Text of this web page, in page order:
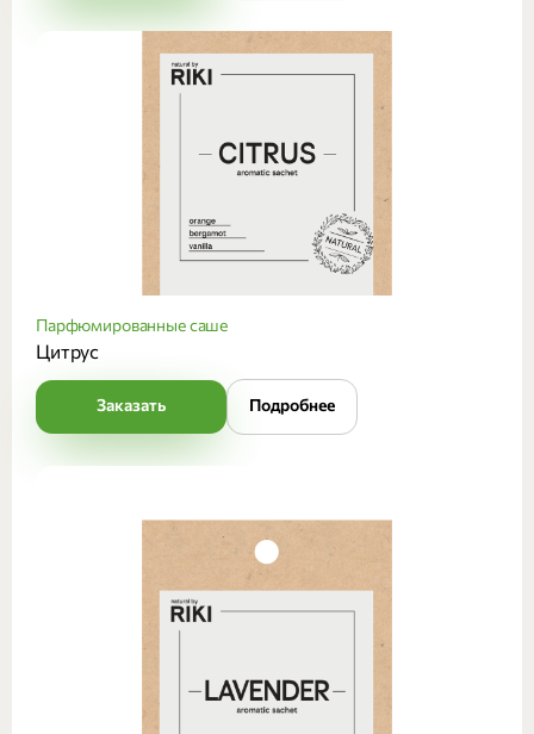
Парфюмированные саше
Цитрус
Заказать Подробнее